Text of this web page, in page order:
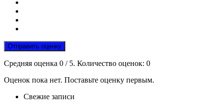
Отправить оценку
Средняя оценка 0 / 5. Количество оценок: 0
Оценок пока нет. Поставьте оценку первым.
Свежие записи